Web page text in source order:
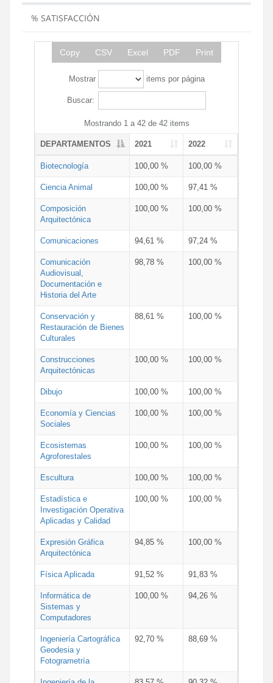
% SATISFACCIÓN
Copy CSV Excel PDF Print
Mostrar items por página
Buscar:
Mostrando 1 a 42 de 42 items
DEPARTAMENTOS 2021 2022
Biotecnología 100,00 % 100,00 %
Ciencia Animal 100,00 % 97,41 %
Composición
Arquitectónica
100,00 % 100,00 %
Comunicaciones 94,61 % 97,24 %
Comunicación
Audiovisual,
Documentación e
Historia del Arte
98,78 % 100,00 %
Conservación y
Restauración de Bienes
Culturales
88,61 % 100,00 %
Construcciones
Arquitectónicas
100,00 % 100,00 %
Dibujo 100,00 % 100,00 %
Economía y Ciencias
Sociales
100,00 % 100,00 %
Ecosistemas
Agroforestales
100,00 % 100,00 %
Escultura 100,00 % 100,00 %
Estadística e
Investigación Operativa
Aplicadas y Calidad
100,00 % 100,00 %
Expresión Gráfica
Arquitectónica
94,85 % 100,00 %
Física Aplicada 91,52 % 91,83 %
Informática de
Sistemas y
Computadores
100,00 % 94,26 %
Ingeniería Cartográfica
Geodesia y
Fotogrametría
92,70 % 88,69 %